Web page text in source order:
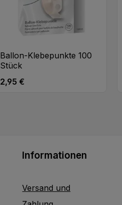
Ballon-Klebepunkte 100
Stück
Regulärer Preis:
2,95 €
Informationen
Versand und